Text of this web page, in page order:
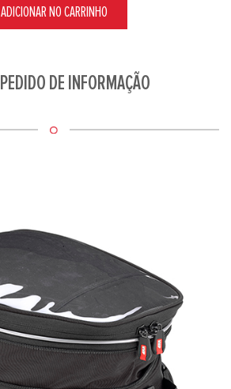
ADICIONAR NO CARRINHO
PEDIDO DE INFORMAÇÃO